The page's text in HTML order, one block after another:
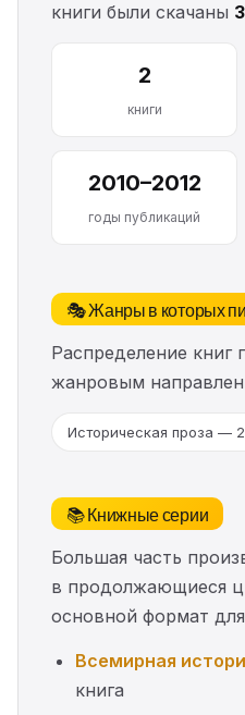
книги были скачаны
2
книги
2010–2012
годы публикаций
🎭 Жанры в которых
Распределение книг
жанровым
Историческая проза — 2
📚 Книжные серии
Большая часть
в продолжающиеся
основной формат
Всемирная
книга